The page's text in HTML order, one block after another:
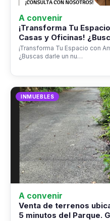
A convenir
¡Transforma Tu
Casas y Oficinas!
¡Transforma Tu Espacio con
¿Buscas darle un nu…
INMUEBLES
A convenir
Venta de terrenos
5 minutos del Parque.